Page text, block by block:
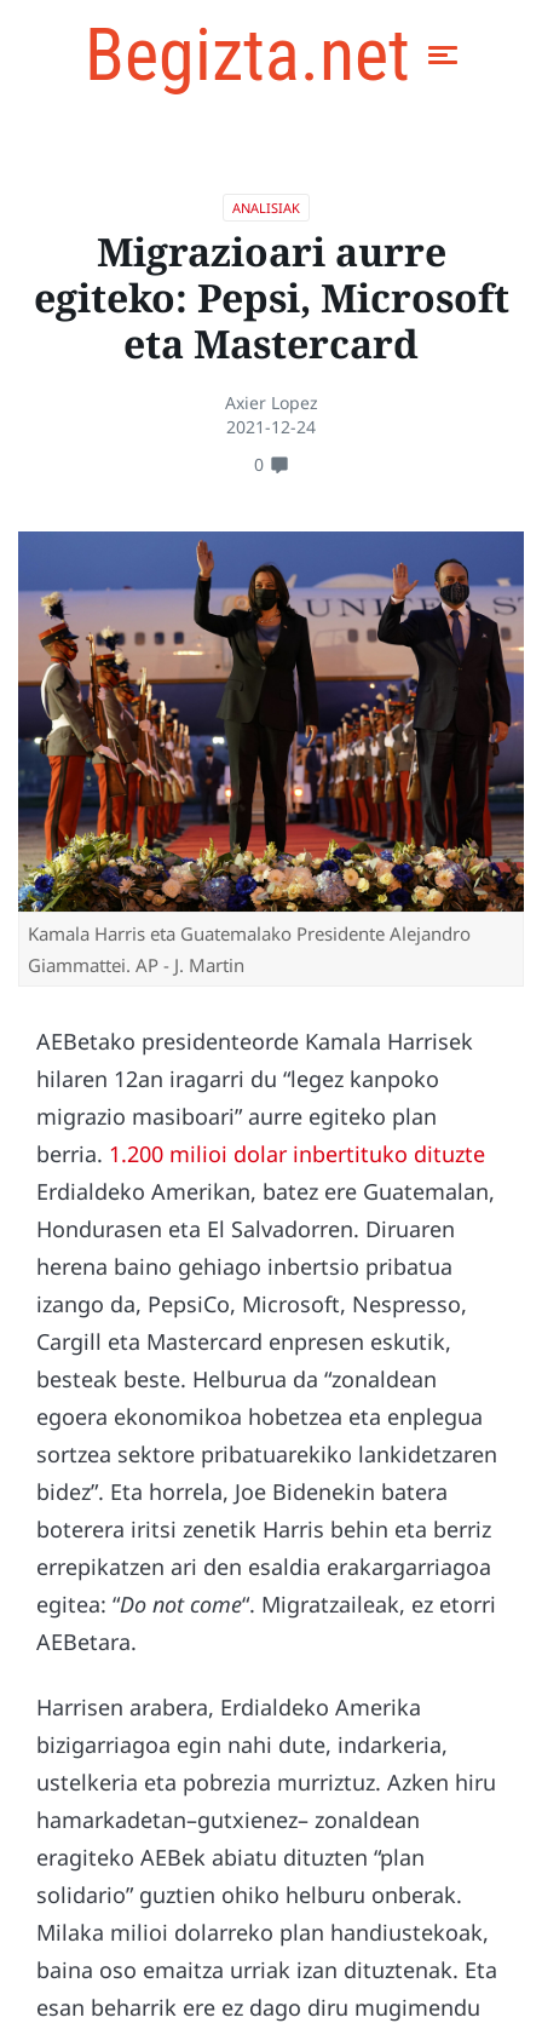
Begizta.net
ANALISIAK
Migrazioari aurre
egiteko: Pepsi, Microsoft
eta Mastercard
Axier Lopez
2021-12-24
0
Kamala Harris eta Guatemalako Presidente Alejandro
Giammattei. AP - J. Martin
AEBetako presidenteorde Kamala Harrisek
hilaren 12an iragarri du “legez kanpoko
migrazio masiboari” aurre egiteko plan
berria. 1.200 milioi dolar inbertituko dituzte
Erdialdeko Amerikan, batez ere Guatemalan,
Hondurasen eta El Salvadorren. Diruaren
herena baino gehiago inbertsio pribatua
izango da, PepsiCo, Microsoft, Nespresso,
Cargill eta Mastercard enpresen eskutik,
besteak beste. Helburua da “zonaldean
egoera ekonomikoa hobetzea eta enplegua
sortzea sektore pribatuarekiko lankidetzaren
bidez”. Eta horrela, Joe Bidenekin batera
boterera iritsi zenetik Harris behin eta berriz
errepikatzen ari den esaldia erakargarriagoa
egitea: “Do not come“. Migratzaileak, ez etorri
AEBetara.
Harrisen arabera, Erdialdeko Amerika
bizigarriagoa egin nahi dute, indarkeria,
ustelkeria eta pobrezia murriztuz. Azken hiru
hamarkadetan–gutxienez– zonaldean
eragiteko AEBek abiatu dituzten “plan
solidario” guztien ohiko helburu onberak.
Milaka milioi dolarreko plan handiustekoak,
baina oso emaitza urriak izan dituztenak. Eta
esan beharrik ere ez dago diru mugimendu